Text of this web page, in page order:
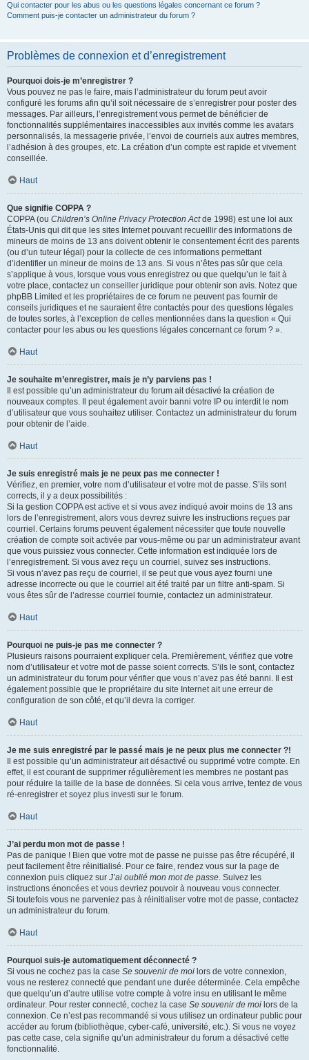
Qui contacter pour les abus ou les questions légales concernant ce forum ?
Comment puis-je contacter un administrateur du forum ?
Problèmes de connexion et d’enregistrement
Pourquoi dois-je m’enregistrer ?
Vous pouvez ne pas le faire, mais l’administrateur du forum peut avoir
configuré les forums afin qu’il soit nécessaire de s’enregistrer pour poster des
messages. Par ailleurs, l’enregistrement vous permet de bénéficier de
fonctionnalités supplémentaires inaccessibles aux invités comme les avatars
personnalisés, la messagerie privée, l’envoi de courriels aux autres membres,
l’adhésion à des groupes, etc. La création d’un compte est rapide et vivement
conseillée.
Haut
Que signifie COPPA ?
COPPA (ou Children’s Online Privacy Protection Actde 1998) est une loi aux
États-Unis qui dit que les sites Internet pouvant recueillir des informations de
mineurs de moins de 13 ans doivent obtenir le consentement écrit des parents
(ou d’un tuteur légal) pour la collecte de ces informations permettant
d’identifier un mineur de moins de 13 ans. Si vous n’êtes pas sûr que cela
s’applique à vous, lorsque vous vous enregistrez ou que quelqu’un le fait à
votre place, contactez un conseiller juridique pour obtenir son avis. Notez que
phpBB Limited et les propriétaires de ce forum ne peuvent pas fournir de
conseils juridiques et ne sauraient être contactés pour des questions légales
de toutes sortes, à l’exception de celles mentionnées dans la question « Qui
contacter pour les abus ou les questions légales concernant ce forum ? ».
Haut
Je souhaite m’enregistrer, mais je n’y parviens pas !
Il est possible qu’un administrateur du forum ait désactivé la création de
nouveaux comptes. Il peut également avoir banni votre IP ou interdit le nom
d’utilisateur que vous souhaitez utiliser. Contactez un administrateur du forum
pour obtenir de l’aide.
Haut
Je suis enregistré mais je ne peux pas me connecter !
Vérifiez, en premier, votre nom d’utilisateur et votre mot de passe. S’ils sont
corrects, il y a deux possibilités :
Si la gestion COPPA est active et si vous avez indiqué avoir moins de 13 ans
lors de l’enregistrement, alors vous devrez suivre les instructions reçues par
courriel. Certains forums peuvent également nécessiter que toute nouvelle
création de compte soit activée par vous-même ou par un administrateur avant
que vous puissiez vous connecter. Cette information est indiquée lors de
l’enregistrement. Si vous avez reçu un courriel, suivez ses instructions.
Si vous n’avez pas reçu de courriel, il se peut que vous ayez fourni une
adresse incorrecte ou que le courriel ait été traité par un filtre anti-spam. Si
vous êtes sûr de l’adresse courriel fournie, contactez un administrateur.
Haut
Pourquoi ne puis-je pas me connecter ?
Plusieurs raisons pourraient expliquer cela. Premièrement, vérifiez que votre
nom d’utilisateur et votre mot de passe soient corrects. S’ils le sont, contactez
un administrateur du forum pour vérifier que vous n’avez pas été banni. Il est
également possible que le propriétaire du site Internet ait une erreur de
configuration de son côté, et qu’il devra la corriger.
Haut
Je me suis enregistré par le passé mais je ne peux plus me connecter ?!
Il est possible qu’un administrateur ait désactivé ou supprimé votre compte. En
effet, il est courant de supprimer régulièrement les membres ne postant pas
pour réduire la taille de la base de données. Si cela vous arrive, tentez de vous
ré-enregistrer et soyez plus investi sur le forum.
Haut
J’ai perdu mon mot de passe !
Pas de panique ! Bien que votre mot de passe ne puisse pas être récupéré, il
peut facilement être réinitialisé. Pour ce faire, rendez vous sur la page de
connexion puis cliquez sur J’ai oublié mon mot de passe. Suivez les
instructions énoncées et vous devriez pouvoir à nouveau vous connecter.
Si toutefois vous ne parveniez pas à réinitialiser votre mot de passe, contactez
un administrateur du forum.
Haut
Pourquoi suis-je automatiquement déconnecté ?
Si vous ne cochez pas la case Se souvenir de moi lors de votre connexion,
vous ne resterez connecté que pendant une durée déterminée. Cela empêche
que quelqu’un d’autre utilise votre compte à votre insu en utilisant le même
ordinateur. Pour rester connecté, cochez la case Se souvenir de moi lors de la
connexion. Ce n’est pas recommandé si vous utilisez un ordinateur public pour
accéder au forum (bibliothèque, cyber-café, université, etc.). Si vous ne voyez
pas cette case, cela signifie qu’un administrateur du forum a désactivé cette
fonctionnalité.